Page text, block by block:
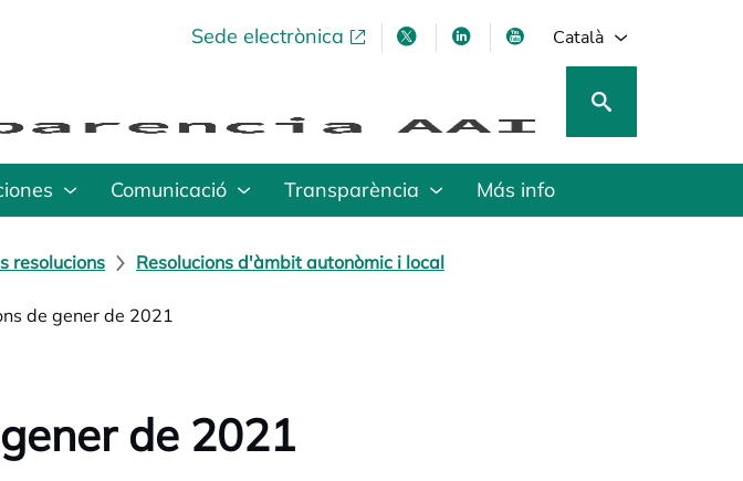
Sede electrònicaopens in a new tabopens in a new tab
opens in a new tab
opens in a new tab
Català
Comunicació Transparència Más info
resolucions Resolucions d'àmbit autonòmic i local
de gener de 2021
de 2021